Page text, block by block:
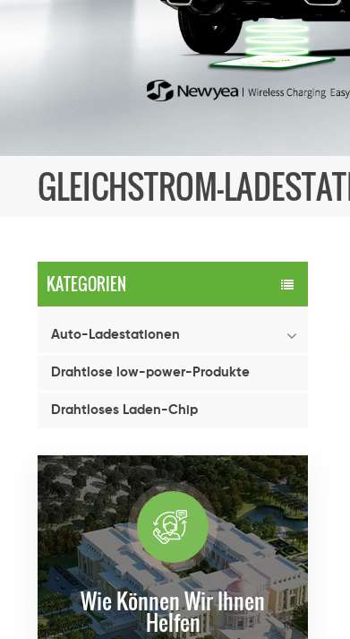
GLEICHSTROM-
KATEGORIEN
Auto-Ladestationen
Drahtlose low-power-Produkte
Drahtloses Laden-Chip
Wie Können Wir Ihnen
Helfen